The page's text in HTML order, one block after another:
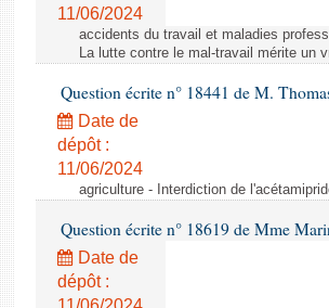
11/06/2024
accidents du travail et maladies
La lutte contre le mal-travail mérite un
Question écrite n° 18441 de M.
Date de
dépôt :
11/06/2024
agriculture - Interdiction de
Question écrite n° 18619 de Mme
Date de
dépôt :